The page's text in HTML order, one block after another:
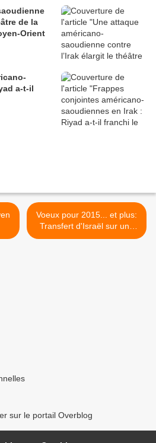
de la
Orient
a-t-il
Voeux pour 2015... et plus:
Transfert d'Israël sur une
partie du territoire des
sur le portail Overblog